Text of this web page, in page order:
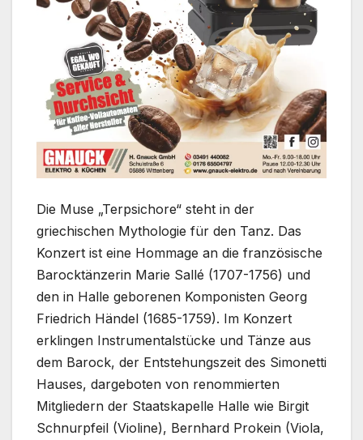
Die Muse „Terpsichore“ steht in der
griechischen Mythologie für den Tanz. Das
Konzert ist eine Hommage an die französische
Barocktänzerin Marie Sallé (1707-1756) und
den in Halle geborenen Komponisten Georg
Friedrich Händel (1685-1759). Im Konzert
erklingen Instrumentalstücke und Tänze aus
dem Barock, der Entstehungszeit des Simonetti
Hauses, dargeboten von renommierten
Mitgliedern der Staatskapelle Halle wie Birgit
Schnurpfeil (Violine), Bernhard Prokein (Viola,